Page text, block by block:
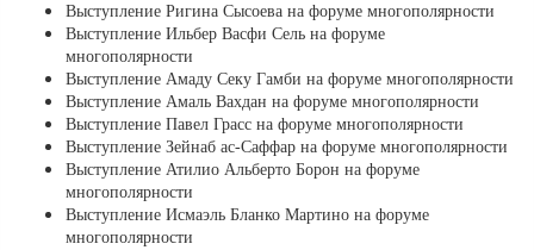
Выступление Ригина Сысоева на форуме многополярности
Выступление Ильбер Васфи Сель на форуме
многополярности
Выступление Амаду Секу Гамби на форуме многополярности
Выступление Амаль Вахдан на форуме многополярности
Выступление Павел Грасс на форуме многополярности
Выступление Зейнаб ас-Саффар на форуме многополярности
Выступление Атилио Альберто Борон на форуме
многополярности
Выступление Исмаэль Бланко Мартино на форуме
многополярности